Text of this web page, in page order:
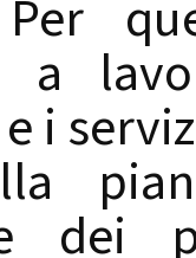
Per
a
i
dei